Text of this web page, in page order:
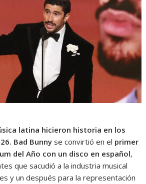
latina hicieron historia en los
Bad Bunny se convirtió en el primer
del Año con un disco en español,
que sacudió a la industria musical
y un después para la representación